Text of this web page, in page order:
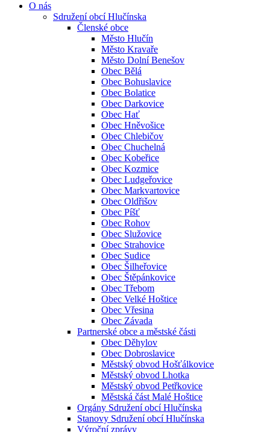
O nás
Sdružení obcí Hlučínska
Členské obce
Město Hlučín
Město Kravaře
Město Dolní Benešov
Obec Bělá
Obec Bohuslavice
Obec Bolatice
Obec Darkovice
Obec Hať
Obec Hněvošice
Obec Chlebičov
Obec Chuchelná
Obec Kobeřice
Obec Kozmice
Obec Ludgeřovice
Obec Markvartovice
Obec Oldřišov
Obec Píšť
Obec Rohov
Obec Služovice
Obec Strahovice
Obec Sudice
Obec Šilheřovice
Obec Štěpánkovice
Obec Třebom
Obec Velké Hoštice
Obec Vřesina
Obec Závada
Partnerské obce a městské části
Obec Děhylov
Obec Dobroslavice
Městský obvod Hošťálkovice
Městský obvod Lhotka
Městský obvod Petřkovice
Městská část Malé Hoštice
Orgány Sdružení obcí Hlučínska
Stanovy Sdružení obcí Hlučínska
Výroční zprávy